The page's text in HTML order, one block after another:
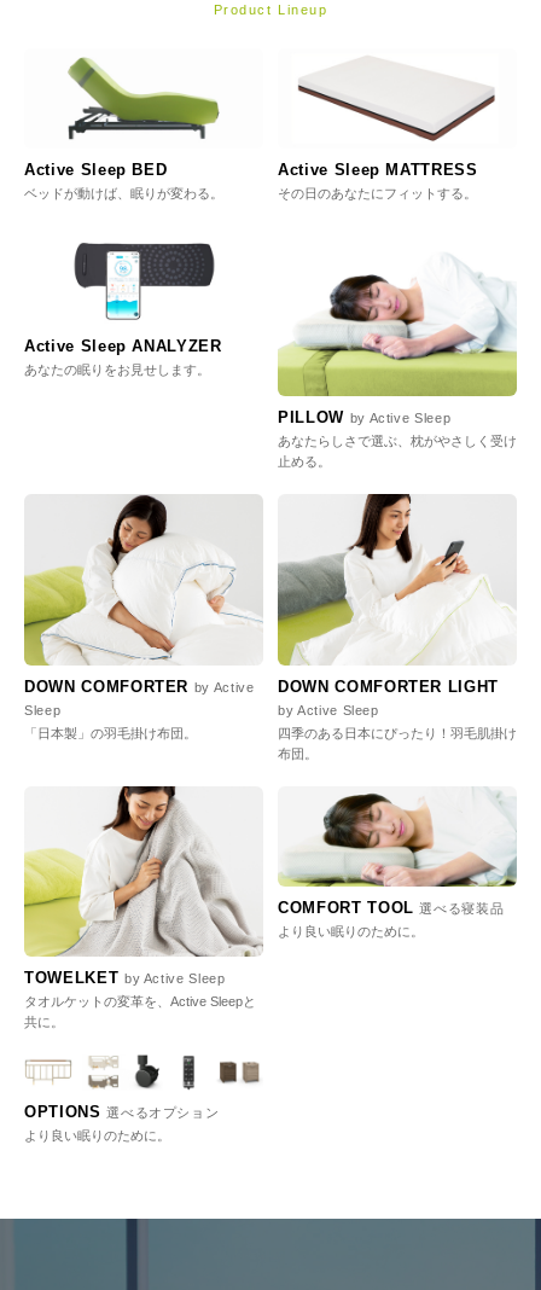
Product Lineup
Active Sleep BED
ベッドが動けば、眠りが変わる。
Active Sleep MATTRESS
その日のあなたにフィットする。
Active Sleep ANALYZER
あなたの眠りをお見せします。
PILLOW by Active Sleep
あなたらしさで選ぶ、枕がやさしく受け
止める。
DOWN COMFORTER by Active
Sleep
「日本製」の羽毛掛け布団。
DOWN COMFORTER LIGHT
by Active Sleep
四季のある日本にぴったり！羽毛肌掛け
布団。
TOWELKET by Active Sleep
タオルケットの変革を、Active Sleepと
共に。
COMFORT TOOL選べる寝装品
より良い眠りのために。
OPTIONS選べるオプション
より良い眠りのために。